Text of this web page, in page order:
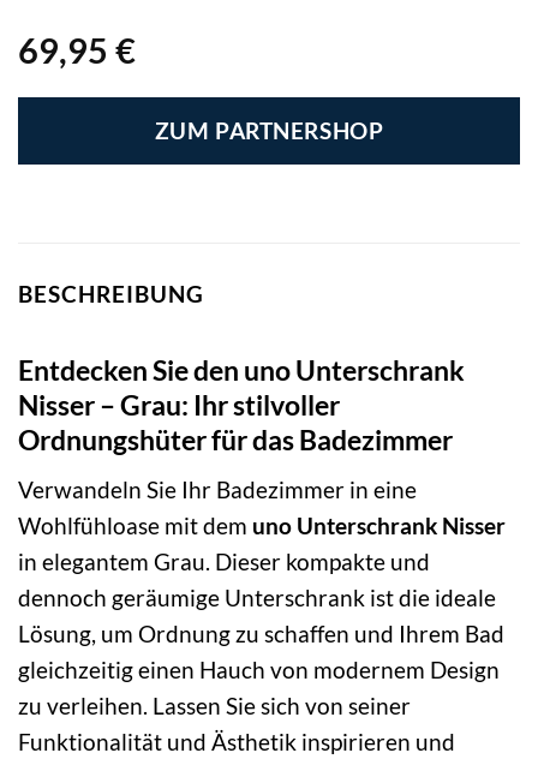
69,95 €
ZUM PARTNERSHOP
BESCHREIBUNG
Entdecken Sie den uno Unterschrank
Nisser – Grau: Ihr stilvoller
Ordnungshüter für das Badezimmer
Verwandeln Sie Ihr Badezimmer in eine
Wohlfühloase mit dem uno Unterschrank Nisser
in elegantem Grau. Dieser kompakte und
dennoch geräumige Unterschrank ist die ideale
Lösung, um Ordnung zu schaffen und Ihrem Bad
gleichzeitig einen Hauch von modernem Design
zu verleihen. Lassen Sie sich von seiner
Funktionalität und Ästhetik inspirieren und